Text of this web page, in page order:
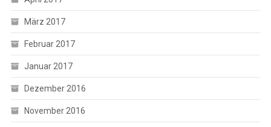
März 2017
Februar 2017
Januar 2017
Dezember 2016
November 2016